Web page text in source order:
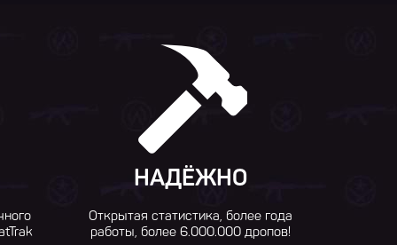
НАДЁЖНО
Открытая статистика, более года
работы, более 6.000.000 дропов!